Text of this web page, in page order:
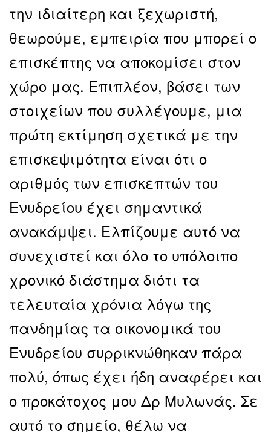
την ιδιαίτερη και ξεχωριστή,
θεωρούμε, εμπειρία που μπορεί ο
επισκέπτης να αποκομίσει στον
χώρο μας. Επιπλέον, βάσει των
στοιχείων που συλλέγουμε, μια
πρώτη εκτίμηση σχετικά με την
επισκεψιμότητα είναι ότι ο
αριθμός των επισκεπτών του
Ενυδρείου έχει σημαντικά
ανακάμψει. Ελπίζουμε αυτό να
συνεχιστεί και όλο το υπόλοιπο
χρονικό διάστημα διότι τα
τελευταία χρόνια λόγω της
πανδημίας τα οικονομικά του
Ενυδρείου συρρικνώθηκαν πάρα
πολύ, όπως έχει ήδη αναφέρει και
ο προκάτοχος μου Δρ Μυλωνάς. Σε
αυτό το σημείο, θέλω να